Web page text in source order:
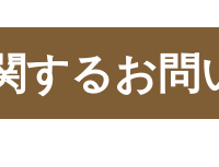
するお問